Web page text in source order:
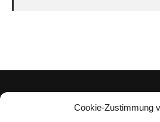
Cookie-Zustimmung